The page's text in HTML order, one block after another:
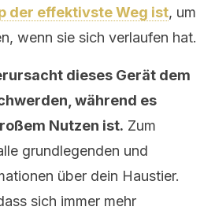
der effektivste Weg ist, um
wenn sie sich verlaufen hat.
dieses Gerät dem
während es
Nutzen ist. Zum
grundlegenden und
über dein Haustier.
sich immer mehr